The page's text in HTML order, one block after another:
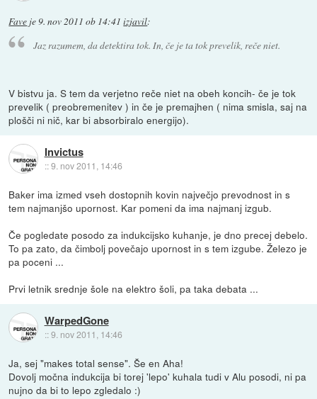
Fave je9. nov 2011 ob 14:41 izjavil:
Jaz razumem, da detektira tok. In, če je ta tok prevelik, reče niet.
V bistvu ja. S tem da verjetno reče niet na obeh koncih- če je tok
prevelik ( preobremenitev ) in če je premajhen ( nima smisla, saj na
plošči ni nič, kar bi absorbiralo energijo).
Invictus
::9. nov 2011, 14:46
Baker ima izmed vseh dostopnih kovin največjo prevodnost in s
tem najmanjšo upornost. Kar pomeni da ima najmanj izgub.
Če pogledate posodo za indukcijsko kuhanje, je dno precej debelo.
To pa zato, da čimbolj povečajo upornost in s tem izgube. Železo je
pa poceni ...
Prvi letnik srednje šole na elektro šoli, pa taka debata ...
WarpedGone
::9. nov 2011, 14:46
Ja, sej "makes total sense". Še en Aha!
Dovolj močna indukcija bi torej 'lepo' kuhala tudi v Alu posodi, ni pa
nujno da bi to lepo zgledalo :)